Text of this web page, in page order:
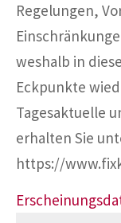
Regelungen,
weshalb in
Eckpunkte
Tagesaktuelle
erhalten Sie
https://